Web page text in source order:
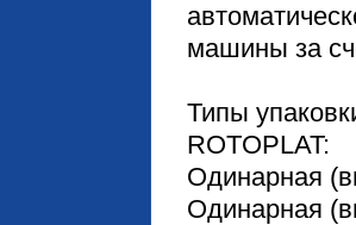
машины за
Типы
ROTOPLAT:
Одинарная
Одинарная